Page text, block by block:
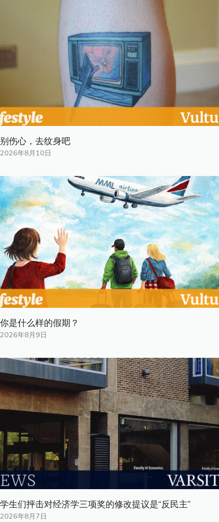
别伤心，去纹身吧
2026年8月10日
你是什​​么样的假期？
2026年8月9日
学生们抨击对经济学三项奖的修改提议是“反民主”
2026年8月7日